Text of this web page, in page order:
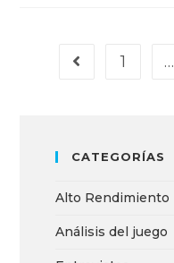
1 …
CATEGORÍAS
Alto Rendimiento
Análisis del juego